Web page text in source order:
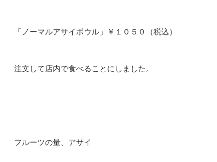
「ノーマルアサイボウル」￥１０５０（税込）
注文して店内で食べることにしました。
フルーツの量、アサイ